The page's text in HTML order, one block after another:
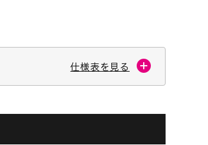
仕様表を見る